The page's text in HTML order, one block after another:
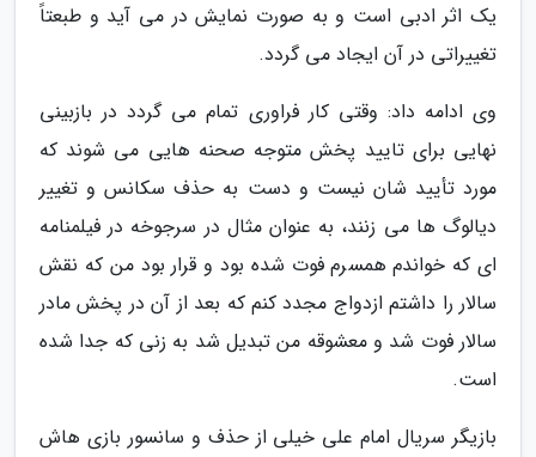
یک اثر ادبی است و به صورت نمایش در می آید و طبعتاً
تغییراتی در آن ایجاد می گردد.
وی ادامه داد: وقتی کار فراوری تمام می گردد در بازبینی
نهایی برای تایید پخش متوجه صحنه هایی می شوند که
مورد تأیید شان نیست و دست به حذف سکانس و تغییر
دیالوگ ها می زنند، به عنوان مثال در سرجوخه در فیلمنامه
ای که خواندم همسرم فوت شده بود و قرار بود من که نقش
سالار را داشتم ازدواج مجدد کنم که بعد از آن در پخش مادر
سالار فوت شد و معشوقه من تبدیل شد به زنی که جدا شده
است.
بازیگر سریال امام علی خیلی از حذف و سانسور بازی هاش